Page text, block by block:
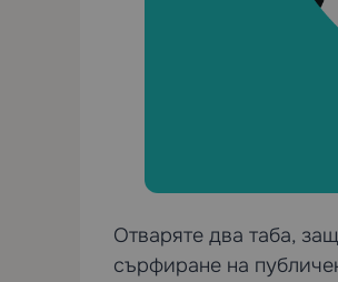
Отваряте два таба,
сърфиране на